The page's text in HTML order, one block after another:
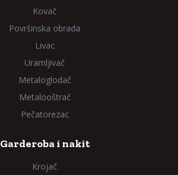
Kovač
Površinska obrada
Livac
Uramljivač
Metaloglodač
Metalooštrač
Pečatorezac
Garderoba i nakit
Krojač